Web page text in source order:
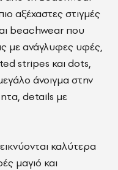
αξέχαστες στιγμές
beachwear που
με ανάγλυφες υφές,
stripes και dots,
άνοιγμα στην
details με
καλύτερα
μαγιό και